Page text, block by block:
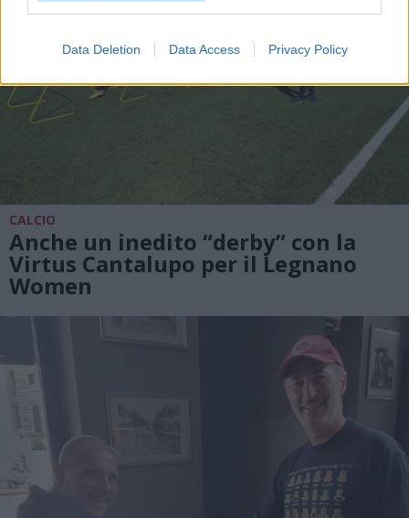
Data Deletion Data Access Privacy Policy
CALCIO
Anche un inedito “derby” con la
Virtus Cantalupo per il Legnano
Women